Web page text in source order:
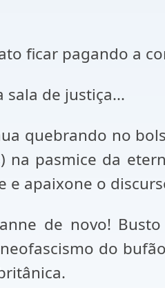
ficar pagando a
sala de justiça...
quebrando no
na pasmice da
e apaixone o
de novo!
do